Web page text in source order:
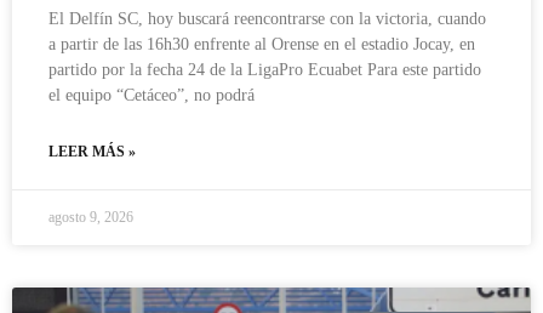
El Delfín SC, hoy buscará reencontrarse con la victoria, cuando
a partir de las 16h30 enfrente al Orense en el estadio Jocay, en
partido por la fecha 24 de la LigaPro Ecuabet Para este partido
el equipo “Cetáceo”, no podrá
LEER MÁS »
agosto 9, 2026